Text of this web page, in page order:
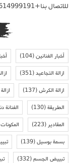
للاتصال بنا+212614999191
أخبار الفنانين(104)
ازالة التجاعيد(351)
ازالة الكرش(137)
الطريقة(130) الفنانة
المقادير(223) المكونات
بسمة بوسيل(139)
تبييض الجسم(332)